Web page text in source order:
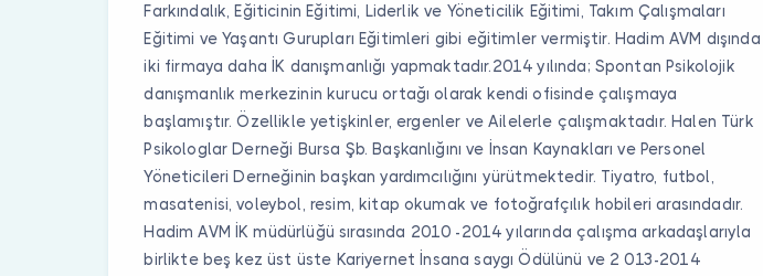
Farkındalık, Eğiticinin Eğitimi, Liderlik ve Yöneticilik Eğitimi, Takım Çalışmaları
Eğitimi ve Yaşantı Gurupları Eğitimleri gibi eğitimler vermiştir. Hadim AVM dışında
iki firmaya daha İK danışmanlığı yapmaktadır.2014 yılında; Spontan Psikolojik
danışmanlık merkezinin kurucu ortağı olarak kendi ofisinde çalışmaya
başlamıştır. Özellikle yetişkinler, ergenler ve Ailelerle çalışmaktadır. Halen Türk
Psikologlar Derneği Bursa Şb. Başkanlığını ve İnsan Kaynakları ve Personel
Yöneticileri Derneğinin başkan yardımcılığını yürütmektedir. Tiyatro, futbol,
masatenisi, voleybol, resim, kitap okumak ve fotoğrafçılık hobileri arasındadır.
Hadim AVM İK müdürlüğü sırasında 2010 -2014 yılarında çalışma arkadaşlarıyla
birlikte beş kez üst üste Kariyernet İnsana saygı Ödülünü ve 2 013-2014